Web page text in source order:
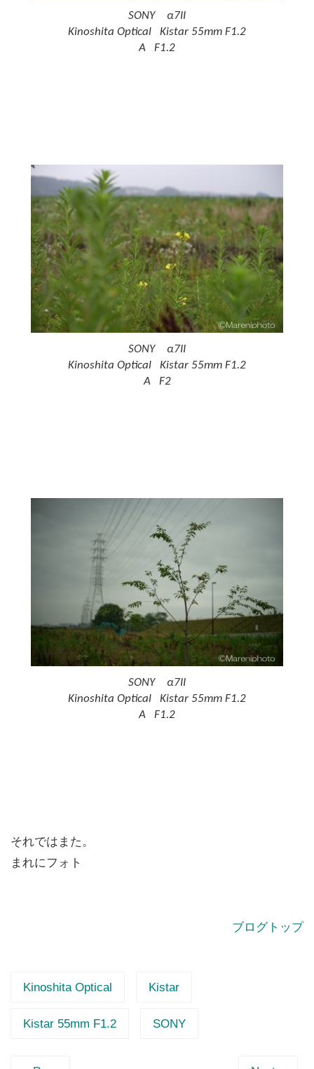
SONY α7II
Kinoshita Optical Kistar 55mm F1.2
A F1.2
SONY α7II
Kinoshita Optical Kistar 55mm F1.2
A F2
SONY α7II
Kinoshita Optical Kistar 55mm F1.2
A F1.2
それではまた。
まれにフォト
ブログトップ
Kinoshita Optical Kistar
Kistar 55mm F1.2 SONY